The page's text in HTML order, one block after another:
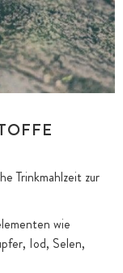
Trinkmahlzeit zur
wie
Iod, Selen,